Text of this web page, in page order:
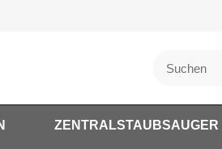
ZENTRALSTAUBSAUGER